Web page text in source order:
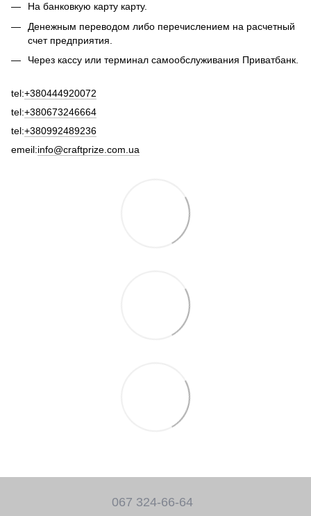
На банковкую карту карту.
Денежным переводом либо перечислением на расчетный
счет предприятия.
Через кассу или терминал самообслуживания Приватбанк.
tel:+380444920072
tel:+380673246664
tel:+380992489236
emeil:info@craftprize.com.ua
067 324-66-64